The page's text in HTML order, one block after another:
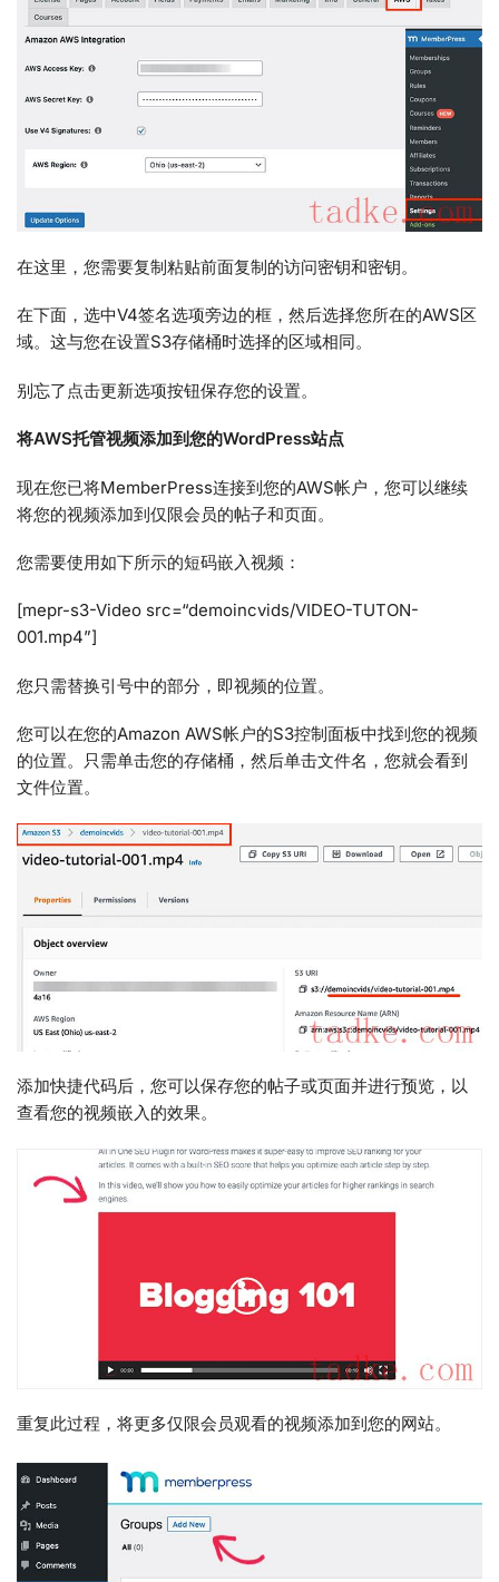
在这里，您需要复制粘贴前面复制的访问密钥和密钥。
在下面，选中V4签名选项旁边的框，然后选择您所在的AWS区
域。这与您在设置S3存储桶时选择的区域相同。
别忘了点击更新选项按钮保存您的设置。
将AWS托管视频添加到您的WordPress站点
现在您已将MemberPress连接到您的AWS帐户，您可以继续
将您的视频添加到仅限会员的帖子和页面。
您需要使用如下所示的短码嵌入视频：
[mepr-s3-Video src=“demoincvids/VIDEO-TUTON-
001.mp4”]
您只需替换引号中的部分，即视频的位置。
您可以在您的Amazon AWS帐户的S3控制面板中找到您的视频
的位置。只需单击您的存储桶，然后单击文件名，您就会看到
文件位置。
添加快捷代码后，您可以保存您的帖子或页面并进行预览，以
查看您的视频嵌入的效果。
重复此过程，将更多仅限会员观看的视频添加到您的网站。